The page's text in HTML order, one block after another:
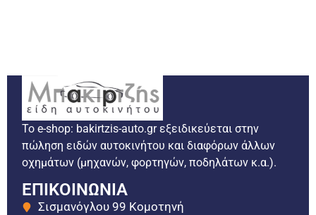
Το e-shop: bakirtzis-auto.gr εξειδικεύεται στην
πώληση ειδών αυτοκινήτου και διαφόρων άλλων
οχημάτων (μηχανών, φορτηγών, ποδηλάτων κ.α.).
ΕΠΙΚΟΙΝΩΝΙΑ
Σισμανόγλου 99 Κομοτηνή